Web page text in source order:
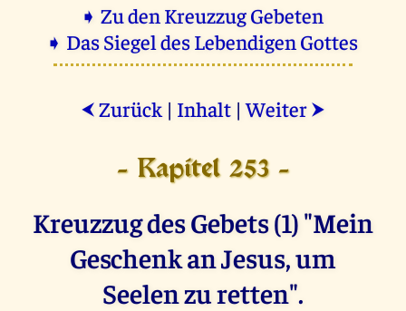
➧ Zu den Kreuzzug Gebeten
➧ Das Siegel des Lebendigen Gottes
⮜ Zurück | Inhalt |Weiter ⮞
- Kapitel 253 -
Kreuzzug des Gebets (1) "Mein
Geschenk an Jesus, um
Seelen zu retten".